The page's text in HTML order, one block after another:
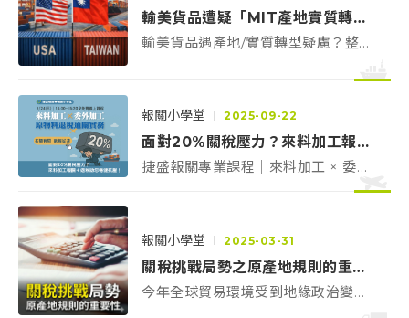
回升。
輸美貨品遭疑「MIT產地實質轉型不足」？事前文件包與補證流程，加速通關
輸美貨品遇產地/實質轉型疑慮？整理
面對20%關稅壓力？來料加工報關＋退稅助您穩健抗壓！
報關小學堂 2025-09-22
捷盛報關專業課程｜來料加工 × 委外
關稅挑戰局勢之原產地規則的重要性
報關小學堂 2025-03-31
今年全球貿易環境受到地緣政治變